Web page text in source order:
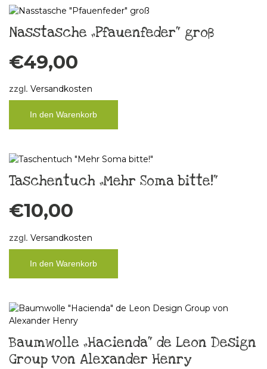
Nasstasche „Pfauenfeder“ groß
€49,00
zzgl. Versandkosten
In den Warenkorb
Taschentuch „Mehr Soma bitte!“
€10,00
zzgl. Versandkosten
In den Warenkorb
Baumwolle „Hacienda“ de Leon Design
Group von Alexander Henry